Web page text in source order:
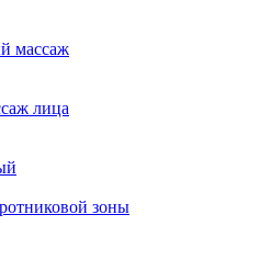
массаж
лица
зоны